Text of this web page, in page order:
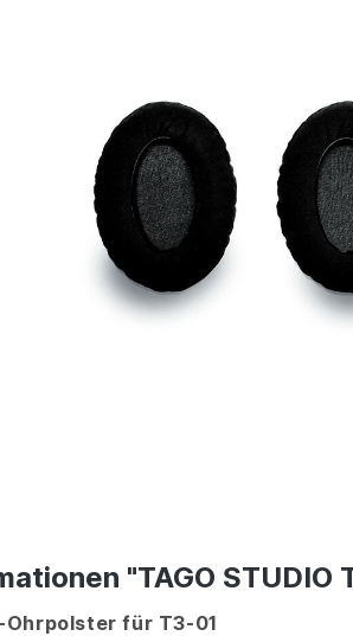
"TAGO STUDIO
Ohrpolsterfür T3-01